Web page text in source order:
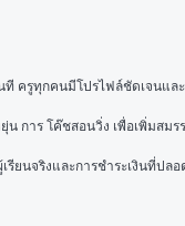
ครูทุกคนมีโปรไฟล์ชัดเจนแล
น การ โค๊ชสอนวิ่ง เพื่อเพิ่มสม
ยนจริงและการชำระเงินที่ปลอ